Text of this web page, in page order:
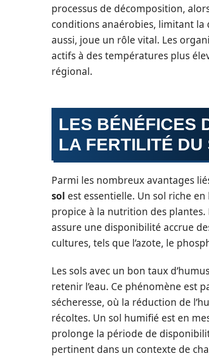
processus de décomposition,
conditions anaérobies, limitant
aussi, joue un rôle vital. Les
actifs à des températures plus
régional.
LES BÉNÉFICES
LA FERTILITÉ DU
Parmi les nombreux avantages
sol est essentielle. Un sol riche
propice à la nutrition des plantes.
assure une disponibilité accrue
cultures, tels que l’azote, le
Les sols avec un bon taux
retenir l’eau. Ce phénomène est
sécheresse, où la réduction de
récoltes. Un sol humifié est en
prolonge la période de
pertinent dans un contexte de